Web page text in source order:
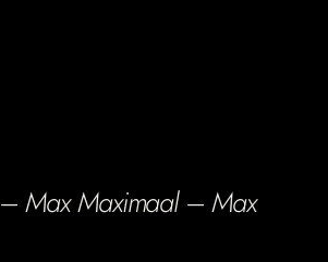
Max Maximaal – Max